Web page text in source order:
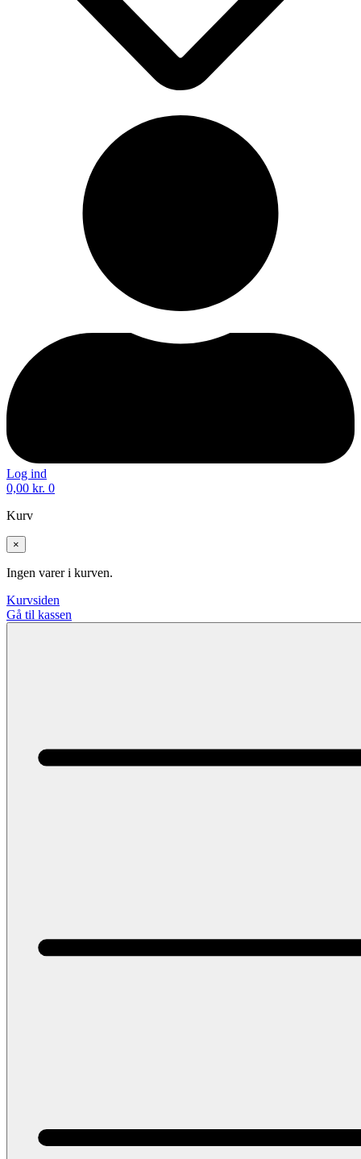
Log ind
0,00 kr. 0
Kurv
×
Ingen varer i kurven.
Kurvsiden
Gå til kassen